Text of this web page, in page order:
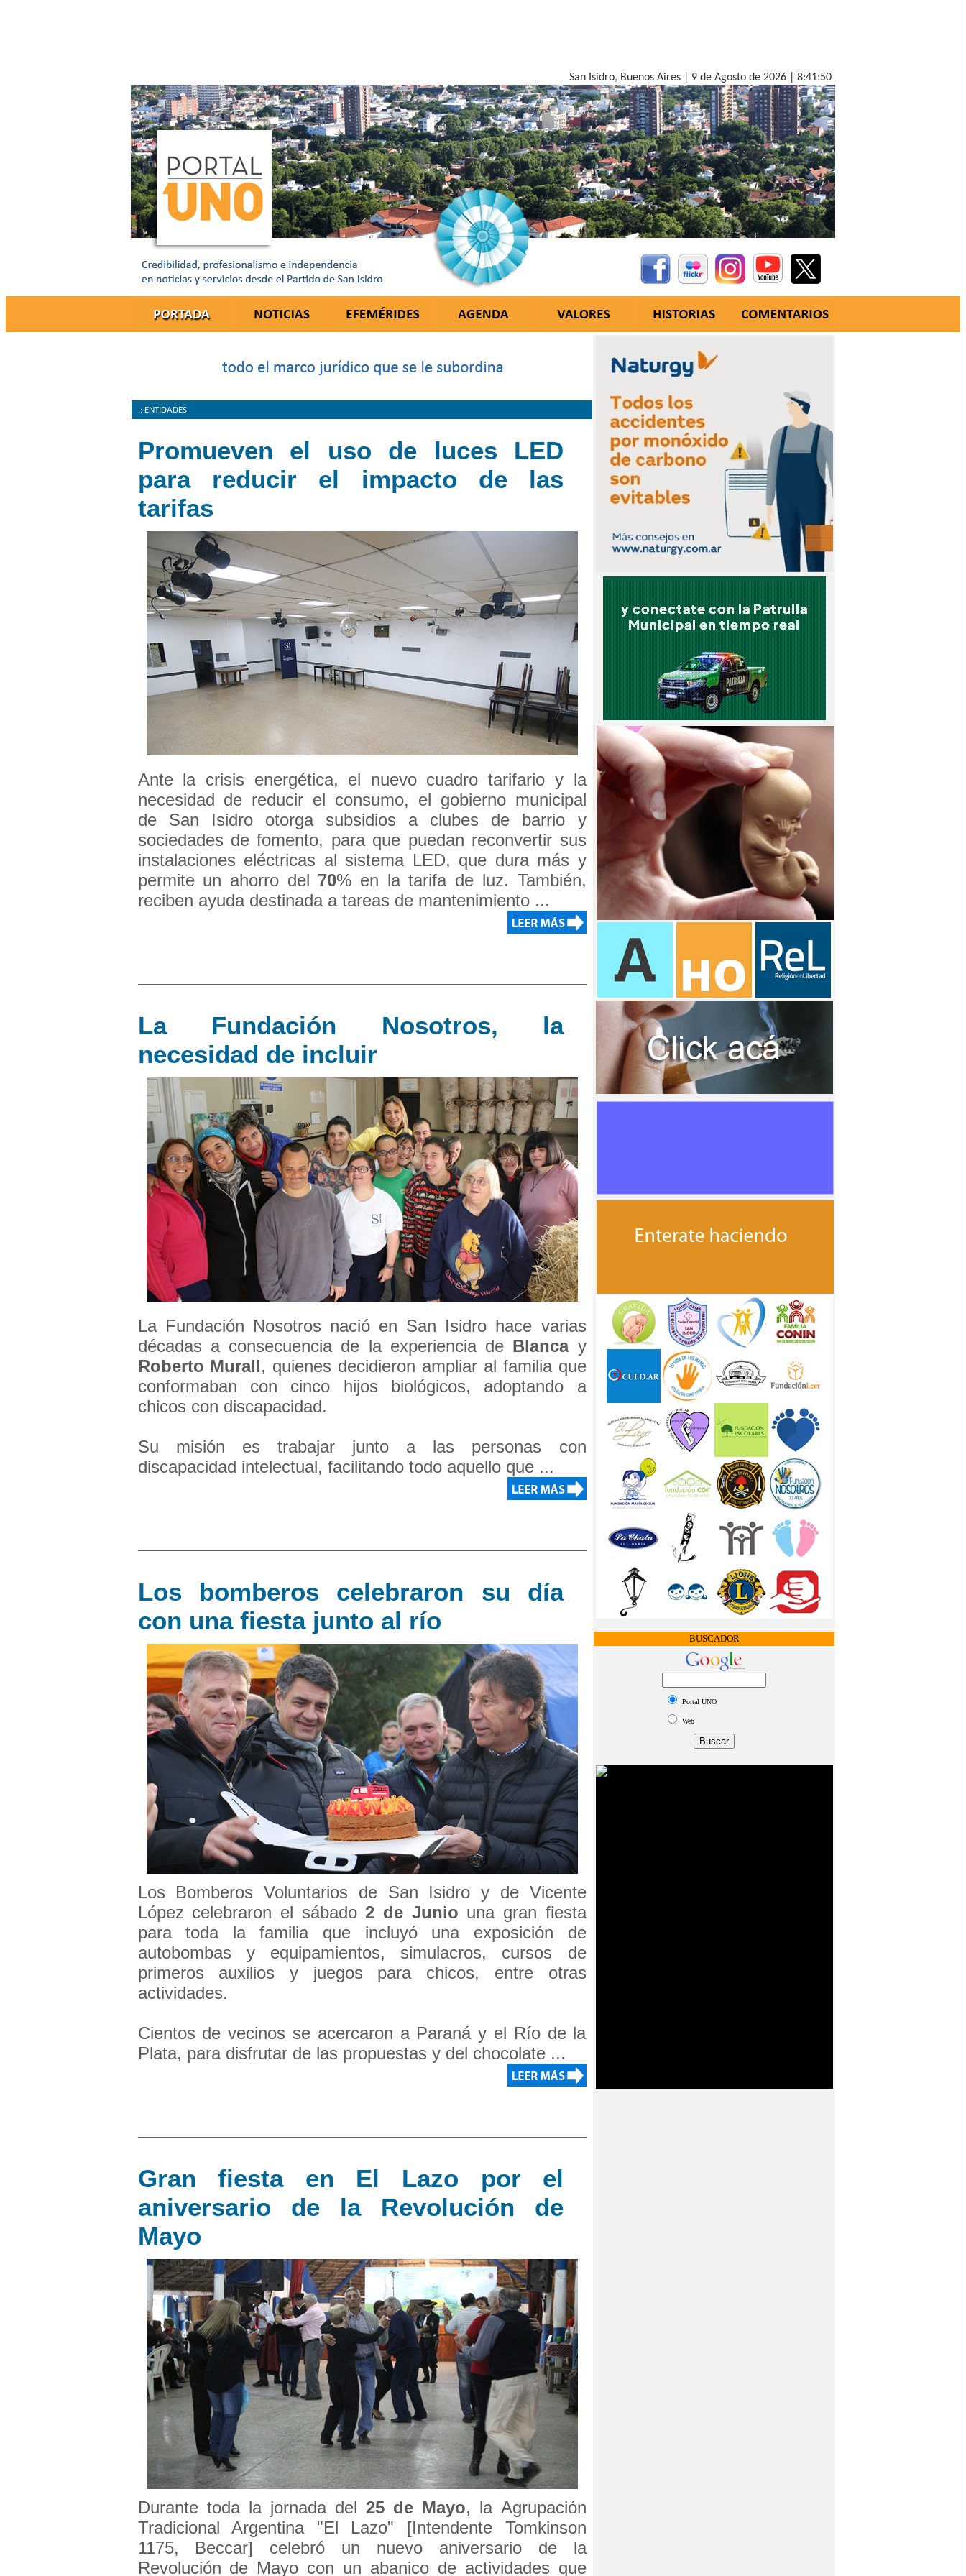
San Isidro, Buenos Aires | 9 de Agosto de 2026 | 8:41:52
.: ENTIDADES
Promueven el uso de luces LED
para reducir el impacto de las
tarifas
Ante la crisis energética, el nuevo cuadro tarifario y la
necesidad de reducir el consumo, el gobierno municipal
de San Isidro otorga subsidios a clubes de barrio y
sociedades de fomento, para que puedan reconvertir sus
instalaciones eléctricas al sistema LED, que dura más y
permite un ahorro del 70% en la tarifa de luz. También,
reciben ayuda destinada a tareas de mantenimiento ...
La Fundación Nosotros, la
necesidad de incluir
La Fundación Nosotros nació en San Isidro hace varias
décadas a consecuencia de la experiencia de Blancay
Roberto Murall, quienes decidieron ampliar al familia que
conformaban con cinco hijos biológicos, adoptando a
chicos con discapacidad.
Su misión es trabajar junto a las personas con
discapacidad intelectual, facilitando todo aquello que ...
Los bomberos celebraron su día
con una fiesta junto al río
Los Bomberos Voluntarios de San Isidro y de Vicente
López celebraron el sábado2 de Junio una gran fiesta
para toda la familia que incluyó una exposición de
autobombas y equipamientos, simulacros, cursos de
primeros auxilios y juegos para chicos, entre otras
actividades.
Cientos de vecinos se acercaron a Paraná y el Río de la
Plata, para disfrutar de las propuestas y del chocolate ...
Gran fiesta en El Lazo por el
aniversario de la Revolución de
Mayo
Durante toda la jornada del25 de Mayo, la Agrupación
Tradicional Argentina "El Lazo" [Intendente Tomkinson
1175, Beccar] celebró un nuevo aniversario de la
Revolución de Mayo con un abanico de actividades que
BUSCADOR
Portal UNO
Web